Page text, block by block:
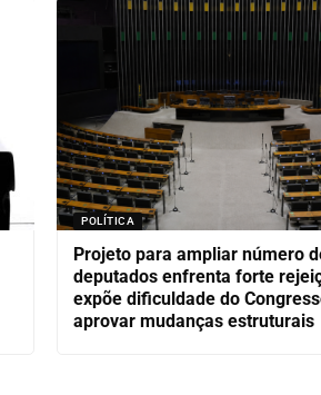
POLÍTICA
Projeto para ampliar número
deputados enfrenta forte
expõe dificuldade do
aprovar mudanças estruturais